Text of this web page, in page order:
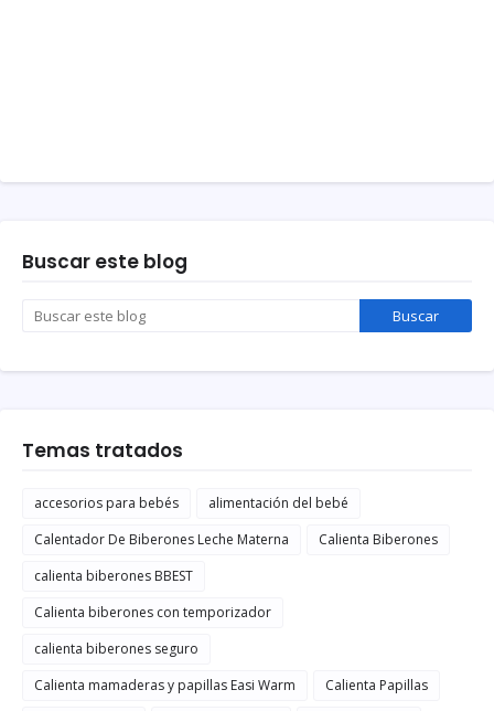
Buscar este blog
Temas tratados
accesorios para bebés
alimentación del bebé
Calentador De Biberones Leche Materna
Calienta Biberones
calienta biberones BBEST
Calienta biberones con temporizador
calienta biberones seguro
Calienta mamaderas y papillas Easi Warm
Calienta Papillas